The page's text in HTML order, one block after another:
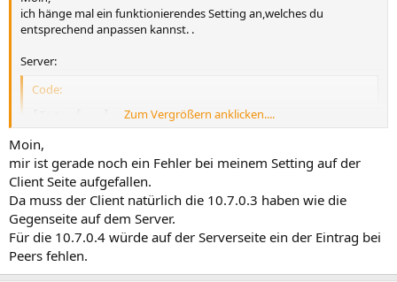
ich hänge mal ein funktionierendes Setting an,welches du
entsprechend anpassen kannst. .
Server:
Code:
Address = 10.7.0.1/24
PrivateKey =
ListenPort = 51820
# BEGIN_PEER client
PublicKey =
PresharedKey =
AllowedIPs = 10.7.0.2/32
# END_PEER client
Zum Vergrößern anklicken....
Moin,
mir ist gerade noch ein Fehler bei meinem Setting auf der
Client Seite aufgefallen.
Da muss der Client natürlich die 10.7.0.3 haben wie die
Gegenseite auf dem Server.
Für die 10.7.0.4 würde auf der Serverseite ein der Eintrag bei
Peers fehlen.